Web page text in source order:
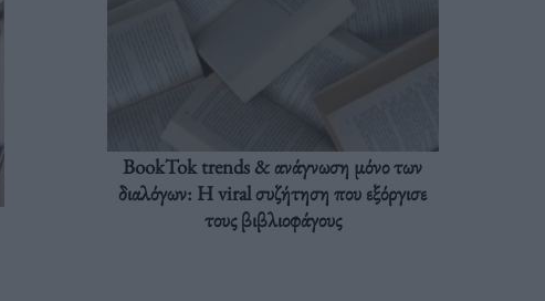
BookTok trends & ανάγνωση μόνο των
διαλόγων: Η viral συζήτηση που εξόργισε
τους βιβλιοφάγους